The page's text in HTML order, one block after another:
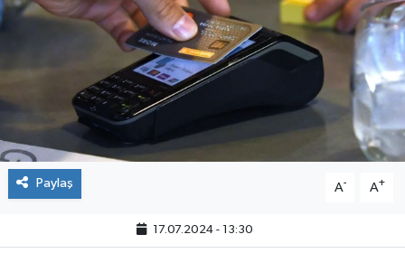
Paylaş A- A+
17.07.2024 - 13:30